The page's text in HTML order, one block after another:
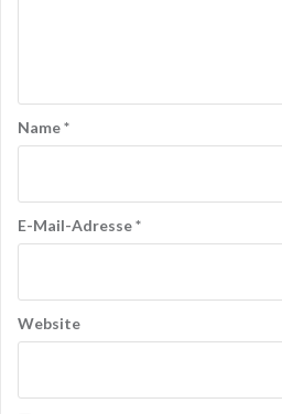
Name*
E-Mail-Adresse*
Website